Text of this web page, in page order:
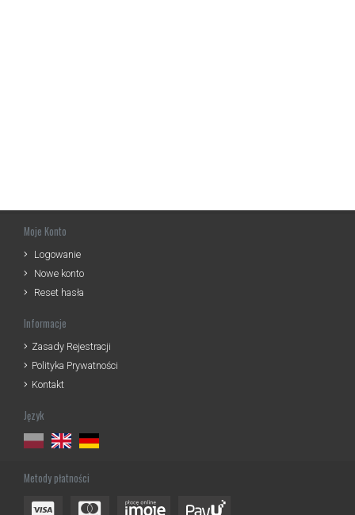
Moje Konto
Logowanie
Nowe konto
Reset hasła
Informacje
Zasady Rejestracji
Polityka Prywatności
Kontakt
Język
Metody płatności